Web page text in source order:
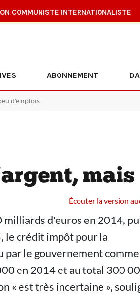
COMMUNISTE INTERNATIONALISTE
ABONNEMENT
d'emplois
Écouter la version
d'euros en 2014,
le crédit impôt pour la
le gouvernement comme
en 2014 et au total 300
« est très incertaine »,